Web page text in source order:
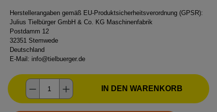
Herstellerangaben gemäß EU-Produktsicherheitsverordnung (GPSR):
Julius Tielbürger GmbH & Co. KG Maschinenfabrik
Postdamm 12
32351 Stemwede
Deutschland
E-Mail: info@tielbuerger.de
Produkt Anzahl: Gib den gewünschten
IN DEN WARENKORB